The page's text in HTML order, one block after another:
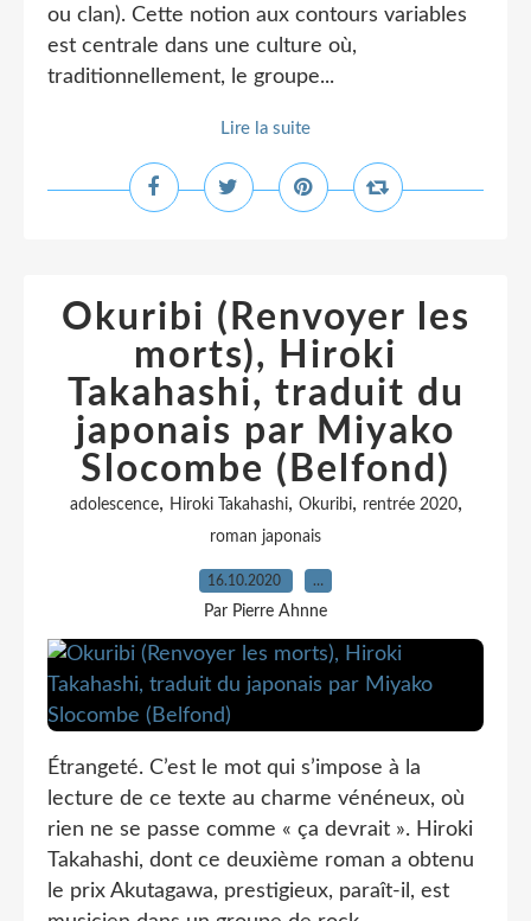
ou clan). Cette notion aux contours variables
est centrale dans une culture où,
traditionnellement, le groupe...
Lire la suite
Okuribi (Renvoyer les
morts), Hiroki
Takahashi, traduit du
japonais par Miyako
Slocombe (Belfond)
adolescence, Hiroki Takahashi, Okuribi, rentrée 2020,
roman japonais
16.10.2020 …
Par Pierre Ahnne
Étrangeté. C’est le mot qui s’impose à la
lecture de ce texte au charme vénéneux, où
rien ne se passe comme « ça devrait ». Hiroki
Takahashi, dont ce deuxième roman a obtenu
le prix Akutagawa, prestigieux, paraît-il, est